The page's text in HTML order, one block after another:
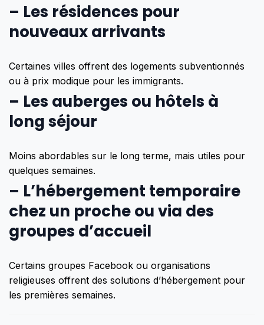
– Les résidences pour
nouveaux arrivants
Certaines villes offrent des logements subventionnés
ou à prix modique pour les immigrants.
– Les auberges ou hôtels à
long séjour
Moins abordables sur le long terme, mais utiles pour
quelques semaines.
– L’hébergement temporaire
chez un proche ou via des
groupes d’accueil
Certains groupes Facebook ou organisations
religieuses offrent des solutions d’hébergement pour
les premières semaines.